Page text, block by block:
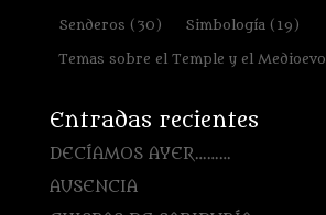
Senderos (30) Simbología(19)
Temas sobre el Temple y el Medioevo
Entradas recientes
DECÍAMOS AYER………
AUSENCIA